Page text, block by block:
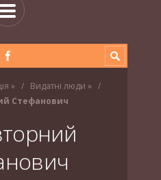
» Видатні люди »
Стефанович